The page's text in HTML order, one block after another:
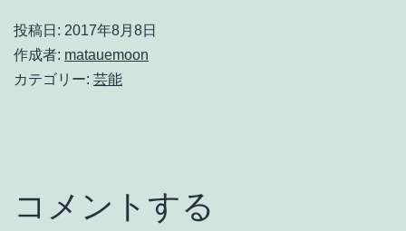
投稿日: 2017年8月8日
作成者: matauemoon
カテゴリー: 芸能
コメントする